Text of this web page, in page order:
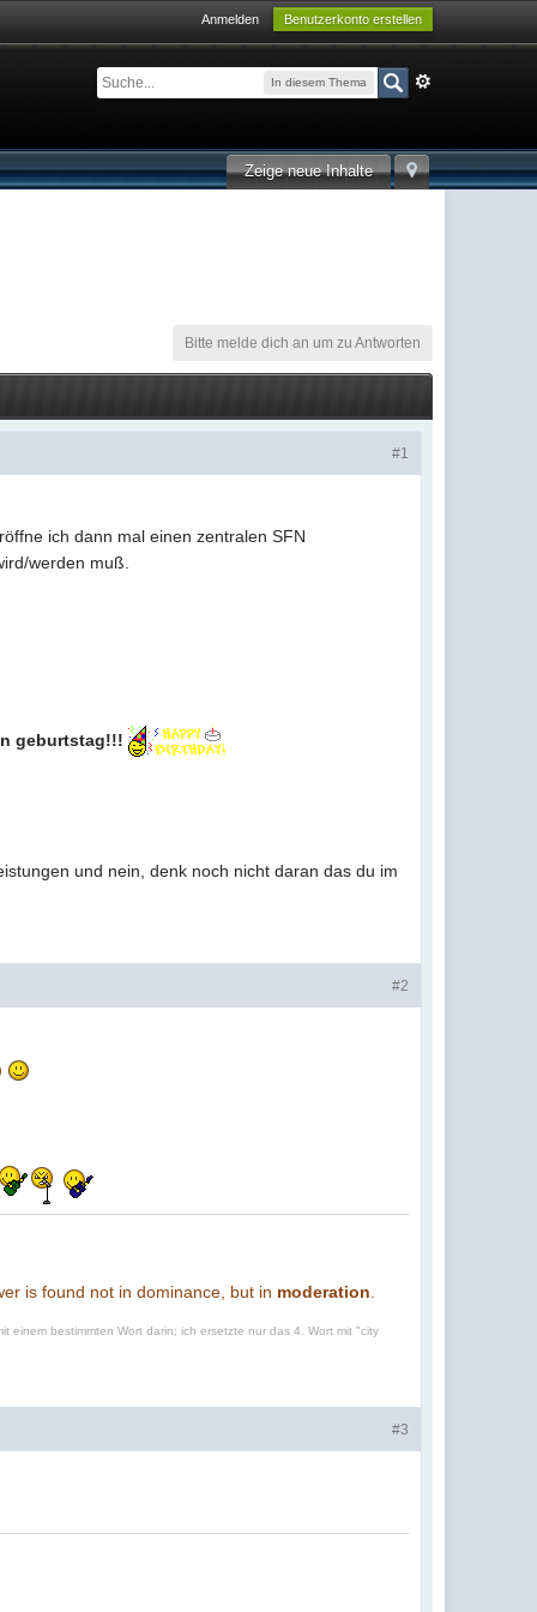
Anmelden Benutzerkonto erstellen
In diesem Thema
Zeige neue Inhalte
Bitte melde dich an um zu Antworten
#1
ich dann mal einen zentralen SFN
werden muß.
geburtstag!!!
und nein, denk noch nicht daran das du im
#2
is found not in dominance, but in moderation
einem bestimmten Wort darin; ich ersetzte nur das 4. Wort mit "city
#3